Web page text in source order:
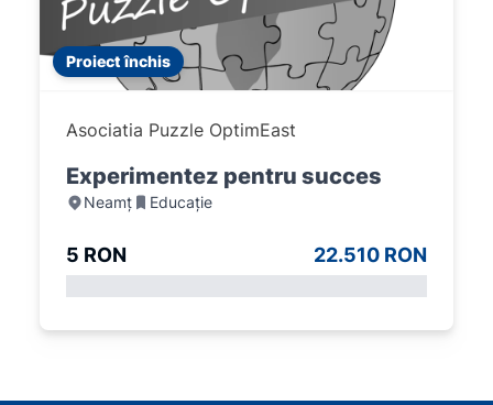
Proiect închis
Asociatia Puzzle OptimEast
Experimentez pentru succes
Neamț Educație
5 RON 22.510 RON